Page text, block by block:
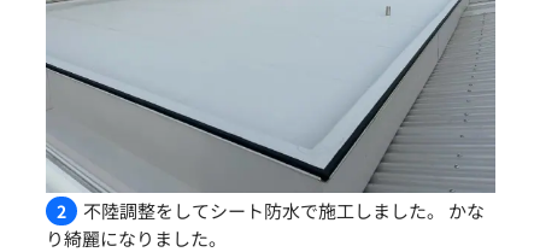
2
不陸調整をしてシート防水で施工しました。 かな
り綺麗になりました。